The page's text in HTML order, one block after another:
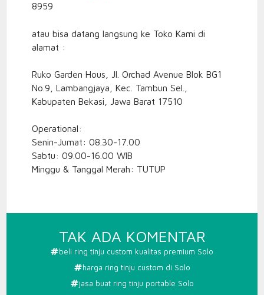
8959
atau bisa datang langsung ke Toko Kami di
alamat :
Ruko Garden Hous, Jl. Orchad Avenue Blok BG1
No.9, Lambangjaya, Kec. Tambun Sel.,
Kabupaten Bekasi, Jawa Barat 17510
Operational:
Senin-Jumat: 08.30-17.00
Sabtu: 09.00-16.00 WIB
Minggu & Tanggal Merah: TUTUP
TAK ADA KOMENTAR
RING
beli ring tinju custom kualitas premium Solo
harga ring tinju custom di Solo
jasa buat ring tinju portable Solo